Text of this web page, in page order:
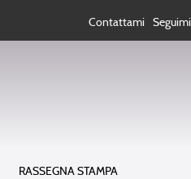
Contattami Seguimi
RASSEGNA STAMPA